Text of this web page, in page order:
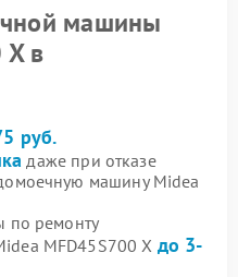
машины
в
руб.
даже при отказе
машину Midea
по ремонту
MFD45S700 X до 3-